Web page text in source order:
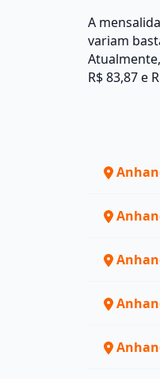
A
variam
R$ 83,87 e